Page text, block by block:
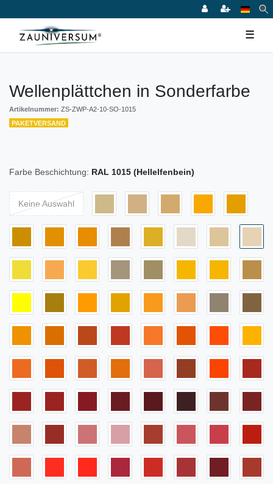
☰
Wellenplättchen in Sonderfarbe
Artikelnummer: ZS-ZWP-A2-10-SO-1015
PAKETVERSAND
Farbe Beschichtung: RAL 1015 (Hellelfenbein)
Keine Auswahl